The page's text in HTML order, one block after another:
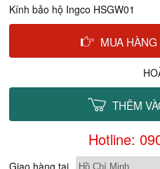
Kính bảo hộ Ingco HSGW01
MUA
THÊM
Hotline:
Giao hàng tại